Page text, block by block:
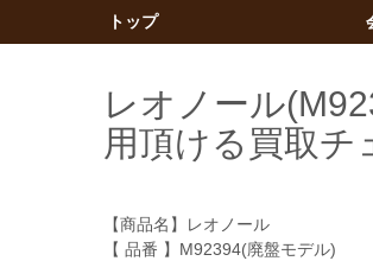
トップ
レオノール
用頂ける買取チ
【商品名】レオノール
【 品番 】M92394(廃盤モデル)